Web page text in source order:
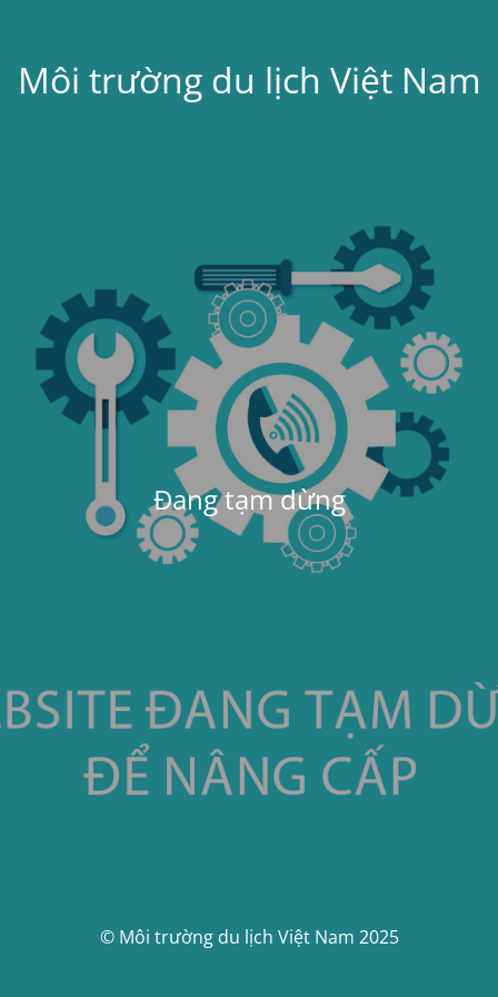
Môi trường du lịch Việt Nam
Đang tạm dừng
© Môi trường du lịch Việt Nam 2025